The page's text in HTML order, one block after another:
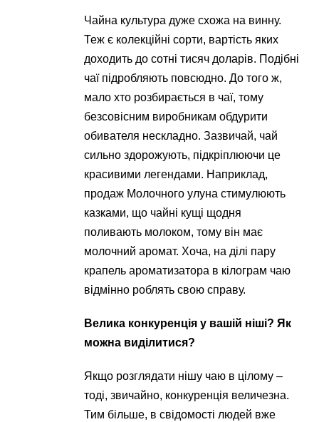
Чайна культура дуже схожа на винну.
Теж є колекційні сорти, вартість яких
доходить до сотні тисяч доларів. Подібні
чаї підробляють повсюдно. До того ж,
мало хто розбирається в чаї, тому
безсовісним виробникам обдурити
обивателя нескладно. Зазвичай, чай
сильно здорожують, підкріплюючи це
красивими легендами. Наприклад,
продаж Молочного улуна стимулюють
казками, що чайні кущі щодня
поливають молоком, тому він має
молочний аромат. Хоча, на ділі пару
крапель ароматизатора в кілограм чаю
відмінно роблять свою справу.
Велика конкуренція у вашій ніші? Як
можна виділитися?
Якщо розглядати нішу чаю в цілому –
тоді, звичайно, конкуренція величезна.
Тим більше, в свідомості людей вже